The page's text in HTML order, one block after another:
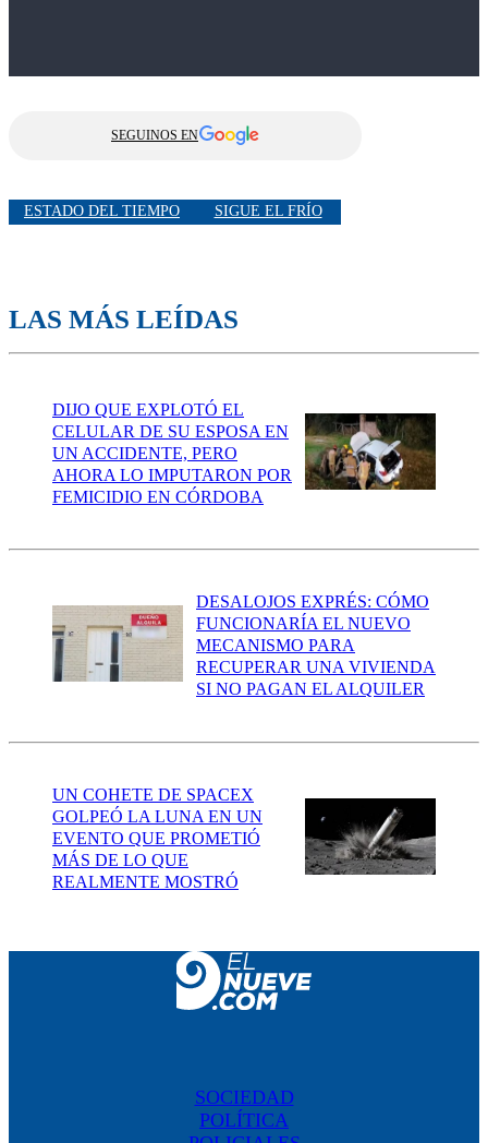
SEGUINOS EN
ESTADO DEL TIEMPO SIGUE EL FRÍO
LAS MÁS LEÍDAS
DIJO QUE EXPLOTÓ EL
CELULAR DE SU ESPOSA EN
UN ACCIDENTE, PERO
AHORA LO IMPUTARON POR
FEMICIDIO EN CÓRDOBA
DESALOJOS EXPRÉS: CÓMO
FUNCIONARÍA EL NUEVO
MECANISMO PARA
RECUPERAR UNA VIVIENDA
SI NO PAGAN EL ALQUILER
UN COHETE DE SPACEX
GOLPEÓ LA LUNA EN UN
EVENTO QUE PROMETIÓ
MÁS DE LO QUE
REALMENTE MOSTRÓ
SOCIEDAD
POLÍTICA